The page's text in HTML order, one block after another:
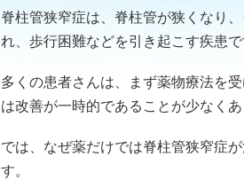
脊柱管狭窄症は、脊柱管が狭くなり
れ、歩行困難などを引き起こす疾患で
多くの患者さんは、まず薬物療法を
は改善が一時的であることが少なくあ
では、なぜ薬だけでは脊柱管狭窄症
す。